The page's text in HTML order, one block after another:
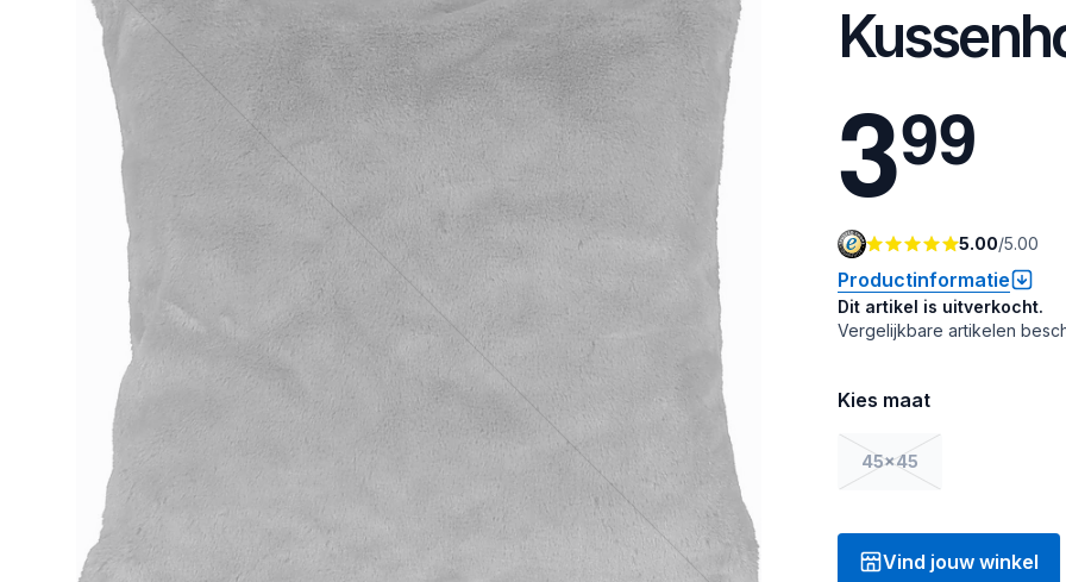
399
5.00/5.00
Productinformatie
Dit artikel is uitverkocht.
Vergelijkbare artikelen
Kies maat
45x45
Vind jouw winkel